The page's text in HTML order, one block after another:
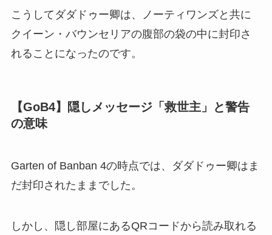
こうしてダダドゥー卿は、ノーティワンズと共に
クイーン・バウンセリアの腹部の袋の中に封印さ
れることになったのです。
【GoB4】隠しメッセージ「救世主」と警告
の意味
Garten of Banban 4の時点では、ダダドゥー卿はま
だ封印されたままでした。
しかし、隠し部屋にあるQRコードから読み取れる